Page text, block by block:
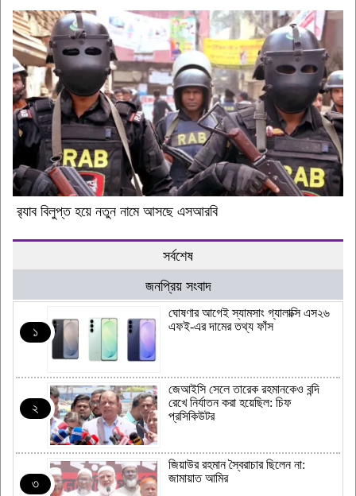
র‍্যাব বিলুপ্ত হয়ে নতুন নামে আসছে এসআরবি
সর্বশেষ
জনপ্রিয় সংবাদ
১
ঘোষণার আগেই স্যামসাং গ্যালাক্সি এস২৬
এফই-এর দামের তথ্য ফাঁস
২
জেআইসি সেলে তারেক রহমানকেও বন্দি
রেখে নির্যাতন করা হয়েছিল: চিফ
প্রসিকিউটর
৩
জিয়াউর রহমান স্বৈরাচার ছিলেন না:
জামায়াত আমির